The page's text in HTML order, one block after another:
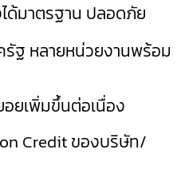
ด้มาตรฐาน ปลอดภัย
ฐ หลายหน่วยงานพร้อม
อยเพิ่มขึ้นต่อเนื่อง
Credit ของบริษัท/